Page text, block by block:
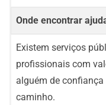
Onde encontrar
Existem serviços
profissionais com
alguém de
caminho.